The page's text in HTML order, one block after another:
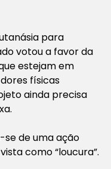
para
votou a favor da
estejam em
físicas
ainda precisa
se de uma ação
como “loucura”.